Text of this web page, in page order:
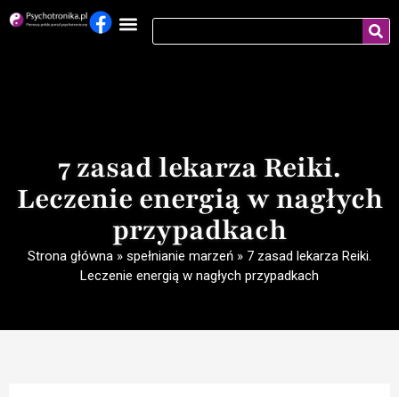
7 zasad lekarza Reiki.
Leczenie energią w nagłych
przypadkach
Strona główna » spełnianie marzeń » 7 zasad lekarza Reiki.
Leczenie energią w nagłych przypadkach